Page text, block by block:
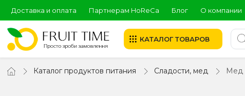
Доставка и оплата Партнерам HoReCa Блог О компании
КАТАЛОГ ТОВАРОВ
Каталог продуктов питания Сладости, мед Мед